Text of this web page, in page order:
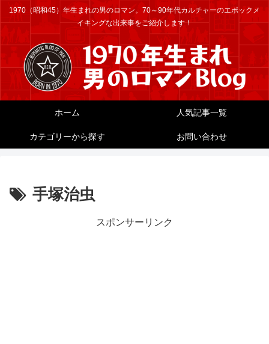
1970（昭和45）年生まれの男のロマン。70～90年代カルチャーのエポックメ
イキングな出来事をご紹介します！
ホーム 人気記事一覧
カテゴリーから探す お問い合わせ
手塚治虫
スポンサーリンク